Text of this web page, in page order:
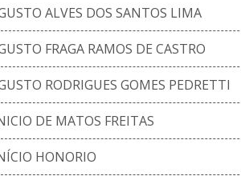
ALVES DOS SANTOS LIMA
FRAGA RAMOS DE CASTRO
RODRIGUES GOMES PEDRETTI
DE MATOS FREITAS
HONORIO